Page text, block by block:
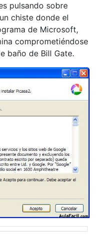
pulsando sobre
chiste donde el
de Microsoft,
comprometiéndose
baño de Bill Gate.